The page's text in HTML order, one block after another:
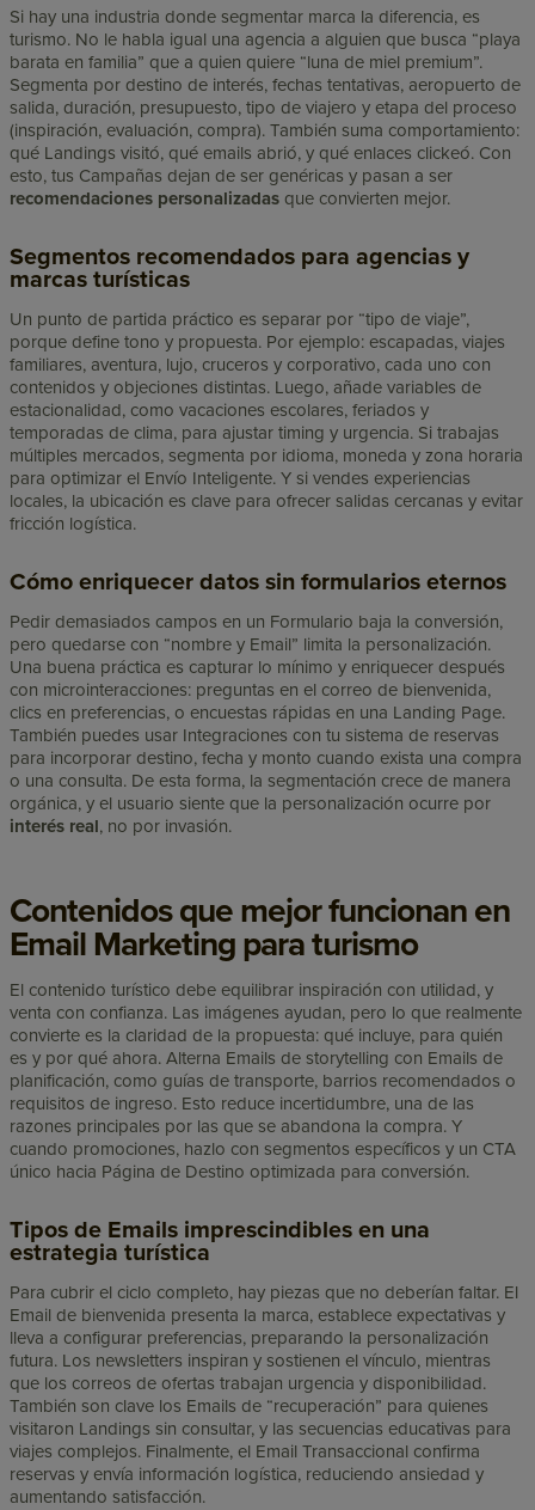
Si hay una industria donde segmentar marca la diferencia, es
turismo. No le habla igual una agencia a alguien que busca “playa
barata en familia” que a quien quiere “luna de miel premium”.
Segmenta por destino de interés, fechas tentativas, aeropuerto de
salida, duración, presupuesto, tipo de viajero y etapa del proceso
(inspiración, evaluación, compra). También suma comportamiento:
qué Landings visitó, qué emails abrió, y qué enlaces clickeó. Con
esto, tus Campañas dejan de ser genéricas y pasan a ser
recomendaciones personalizadas que convierten mejor.
Segmentos recomendados para agencias y
marcas turísticas
Un punto de partida práctico es separar por “tipo de viaje”,
porque define tono y propuesta. Por ejemplo: escapadas, viajes
familiares, aventura, lujo, cruceros y corporativo, cada uno con
contenidos y objeciones distintas. Luego, añade variables de
estacionalidad, como vacaciones escolares, feriados y
temporadas de clima, para ajustar timing y urgencia. Si trabajas
múltiples mercados, segmenta por idioma, moneda y zona horaria
para optimizar el Envío Inteligente. Y si vendes experiencias
locales, la ubicación es clave para ofrecer salidas cercanas y evitar
fricción logística.
Cómo enriquecer datos sin formularios eternos
Pedir demasiados campos en un Formulario baja la conversión,
pero quedarse con “nombre y Email” limita la personalización.
Una buena práctica es capturar lo mínimo y enriquecer después
con microinteracciones: preguntas en el correo de bienvenida,
clics en preferencias, o encuestas rápidas en una Landing Page.
También puedes usar Integraciones con tu sistema de reservas
para incorporar destino, fecha y monto cuando exista una compra
o una consulta. De esta forma, la segmentación crece de manera
orgánica, y el usuario siente que la personalización ocurre por
interés real, no por invasión.
Contenidos que mejor funcionan en
Email Marketing para turismo
El contenido turístico debe equilibrar inspiración con utilidad, y
venta con confianza. Las imágenes ayudan, pero lo que realmente
convierte es la claridad de la propuesta: qué incluye, para quién
es y por qué ahora. Alterna Emails de storytelling con Emails de
planificación, como guías de transporte, barrios recomendados o
requisitos de ingreso. Esto reduce incertidumbre, una de las
razones principales por las que se abandona la compra. Y
cuando promociones, hazlo con segmentos específicos y un CTA
único hacia Página de Destino optimizada para conversión.
Tipos de Emails imprescindibles en una
estrategia turística
Para cubrir el ciclo completo, hay piezas que no deberían faltar. El
Email de bienvenida presenta la marca, establece expectativas y
lleva a configurar preferencias, preparando la personalización
futura. Los newsletters inspiran y sostienen el vínculo, mientras
que los correos de ofertas trabajan urgencia y disponibilidad.
También son clave los Emails de “recuperación” para quienes
visitaron Landings sin consultar, y las secuencias educativas para
viajes complejos. Finalmente, el Email Transaccional confirma
reservas y envía información logística, reduciendo ansiedad y
aumentando satisfacción.